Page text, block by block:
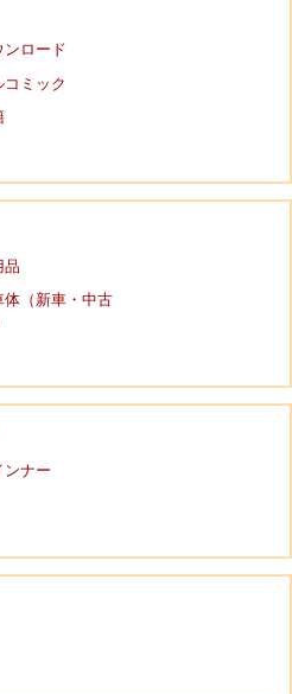
ンロード
ミック
品
体（新車・中古
ンナー